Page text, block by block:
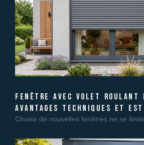
fenêtre avec volet roulant
avantages techniques et
Choisir de nouvelles fenêtres ne se